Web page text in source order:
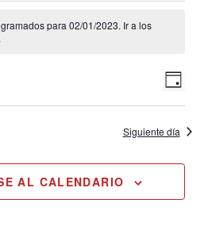
para 02/01/2023. Ir a los
de
de
de
DÍA
Siguiente día
AL CALENDARIO